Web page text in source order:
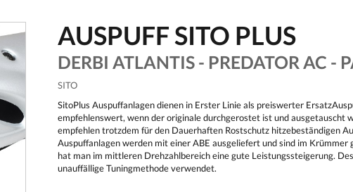
AUSPUFF SITO PLUS
DERBI ATLANTIS - PREDATOR AC -
SITO
SitoPlus Auspuffanlagen dienen in Erster Linie als preiswerter
empfehlenswert, wenn der originale durchgerostet ist und ausgetauscht
empfehlen trotzdem für den Dauerhaften Rostschutz hitzebeständigen
Auspuffanlagen werden mit einer ABE ausgeliefert und sind im
hat man im mittleren Drehzahlbereich eine gute Leistungssteigerung.
unauffällige Tuningmethode verwendet.